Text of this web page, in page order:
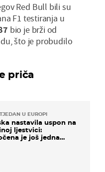
Red Bull bili su
F1 testiranja u
bio je brži od
što je probudilo
priča
U EUROPI
nastavila uspon na
ljestvici:
je još jedna